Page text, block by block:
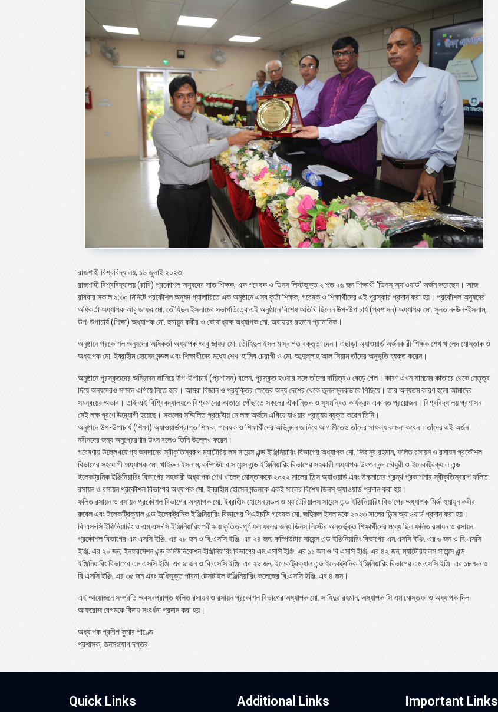
রাজশাহী বিশ্ববিদ্যালয়, ১৬ জুলাই ২০২৩:
রাজশাহী বিশ্ববিদ্যালয় (রাবি) প্রকৌশল অনুষদের সাত শিক্ষক, এক গবেষক ও ডিনস লিস্টভুক্ত ২ শত ২৬ জন শিক্ষার্থী ‘ডিনস্ অ্যাওয়ার্ড’ অর্জন করেছেন। আজ
রবিবার সকাল ৯:৩০ মিনিটে প্রকৌশল অনুষদ গ্যালারিতে এক অনুষ্ঠানে এসব কৃতী শিক্ষক, গবেষক ও শিক্ষার্থীদের এই পুরস্কার প্রদান করা হয়। প্রকৌশল অনুষদের
অধিকর্তা অধ্যাপক আবু জাফর মো. তৌহিদুল ইসলামের সভাপতিত্বে এই অনুষ্ঠানে বিশেষ অতিথি ছিলেন উপ-উপাচার্য (প্রশাসন) অধ্যাপক মো. সুলতান-উল-ইসলাম,
উপ-উপাচার্য (শিক্ষা) অধ্যাপক মো. হুমায়ুন কবীর ও কোষাধ্যক্ষ অধ্যাপক মো. অবায়দুর রহমান প্রামানিক।
অনুষ্ঠানে প্রকৌশল অনুষদের অধিকর্তা অধ্যাপক আবু জাফর মো. তৌহিদুল ইসলাম স্বাগত বক্তৃতা দেন। এছাড়া অ্যাওয়ার্ড অর্জনকারী শিক্ষক শেখ খালেদ মোস্তাক ও
অধ্যাপক মো. ইব্রাহীম হোসেন মন্ডল এবং শিক্ষার্থীদের মধ্যে শেখ হাসিব চেরাগী ও মো. আব্দুল্লাহ আল সিয়াম তাঁদের অনুভূতি ব্যক্ত করেন।
অনুষ্ঠানে পুরস্কৃতদের অভিনন্দন জানিয়ে উপ-উপাচার্য (প্রশাসন) বলেন, পুরস্কৃত হওয়ার সঙ্গে তাঁদের দায়িত্বও বেড়ে গেল। কারণ এখন সামনের কাতারে থেকে নেতৃত্ব
দিয়ে অন্যদেরও সামনে এগিয়ে নিতে হবে। আমরা বিজ্ঞান ও প্রযুক্তির ক্ষেত্রে অন্য দেশের থেকে তুলনামূলকভাবে পিছিয়ে। তার অন্যতম কারণ হলো আমাদের
সমন্বয়ের অভাব। তাই এই বিশ্বিবদ্যালয়কে বিশ্বমানের কাতারে পৌঁছাতে সকলের ঐকান্তিক ও সুসমন্বিত কার্যক্রম একান্ত প্রয়োজন। বিশ্ববিদ্যালয় প্রশাসন
সেই লক্ষ পূরণে উদ্যোগী হয়েছে। সকলের সম্মিলিত প্রচেষ্টায় সে লক্ষ অর্জনে এগিয়ে যাওয়ার প্রত্যয় ব্যক্ত করেন তিনি।
অনুষ্ঠানে উপ-উপাচার্য (শিক্ষা) অ্যাওয়ার্ডপ্রাপ্ত শিক্ষক, গবেষক ও শিক্ষার্থীদের অভিনন্দন জানিয়ে আগামীতেও তাঁদের সাফল্য কামনা করেন। তাঁদের এই অর্জন
নবীনদের জন্য অনুপ্রেরণার উৎস বলেও তিনি উল্লেখ করেন।
গবেষণায় উল্লেখযোগ্য অবদানের স্বীকৃতিস্বরূপ ম্যাটেরিয়ালস সায়েন্স এন্ড ইঞ্জিনিয়ারিং বিভাগের অধ্যাপক মো. মিজানুর রহমান, ফলিত রসায়ন ও রসায়ন প্রকৌশল
বিভাগের সহযোগী অধ্যাপক মো. খাইরুল ইসলাম, কম্পিউটার সায়েন্স এন্ড ইঞ্জিনিয়ারিং বিভাগের সহকারী অধ্যাপক উৎপলানন্দ চৌধুরী ও ইলেকট্রিক্যাল এন্ড
ইলেকট্রনিক ইঞ্জিনিয়ারিং বিভাগের সহকারী অধ্যাপক শেখ খালেদ মোস্তাককে ২০২২ সালের ডিন্স অ্যাওয়ার্ড এবং উচ্চমানের গ্রন্থ প্রকাশনার স্বীকৃতিস্বরূপ ফলিত
রসায়ন ও রসায়ন প্রকৌশল বিভাগের অধ্যাপক মো. ইব্রাহীম হোসেন মন্ডলকে একই সালের বিশেষ ডিনস্ অ্যাওয়ার্ড প্রদান করা হয়।
ফলিত রসায়ন ও রসায়ন প্রকৌশল বিভাগের অধ্যাপক মো. ইব্রাহীম হোসেন মন্ডল ও ম্যাটেরিয়ালস সায়েন্স এন্ড ইঞ্জিনিয়ারিং বিভাগের অধ্যাপক মির্জা হুমায়ূন কবীর
রুবেল এবং ইলেকট্রিক্যাল এন্ড ইলেকট্রনিক ইঞ্জিনিয়ারিং বিভাগের পিএইচডি গবেষক মো. জহিরুল ইসলামকে ২০২৩ সালের ডিন্স অ্যাওয়ার্ড প্রদান করা হয়।
বি.এস-সি ইঞ্জিনিয়ারিং ও এম.এস-সি ইঞ্জিনিয়ারিং পরীক্ষায় কৃতিত্বপূর্ণ ফলাফলের জন্য ডিনস্ লিস্টের অন্তর্ভূক্ত শিক্ষার্থীদের মধ্যে ছিল ফলিত রসায়ন ও রসায়ন
প্রকৌশল বিভাগের এম.এসসি ইঞ্জি. এর ২৮ জন ও বি.এসসি ইঞ্জি. এর ২৪ জন; কম্পিউটার সায়েন্স এন্ড ইঞ্জিনিয়ারিং বিভাগের এম.এসসি ইঞ্জি. এর ৬ জন ও বি.এসসি
ইঞ্জি. এর ২০ জন; ইনফরমেশন এন্ড কমিউনিকেশন ইঞ্জিনিয়ারিং বিভাগের এম.এসসি ইঞ্জি. এর ১১ জন ও বি.এসসি ইঞ্জি. এর ৪২ জন; ম্যাটেরিয়ালস সায়েন্স এন্ড
ইঞ্জিনিয়ারিং বিভাগের এম.এসসি ইঞ্জি. এর ৯ জন ও বি.এসসি ইঞ্জি. এর ২৯ জন; ইলেকট্রিক্যাল এন্ড ইলেকট্রনিক ইঞ্জিনিয়ারিং বিভাগের এম.এসসি ইঞ্জি. এর ১৮ জন ও
বি.এসসি ইঞ্জি. এর ৩৫ জন এবং অধিভুক্ত পাবনা টেক্সটাইল ইঞ্জিনিয়ারিং কলেজের বি.এসসি ইঞ্জি. এর ৪ জন।
এই আয়োজনে সম্প্রতি অবসরপ্রাপ্ত ফলিত রসায়ন ও রসায়ন প্রকৌশল বিভাগের অধ্যাপক মো. সাহিদুর রহমান, অধ্যাপক সি এম মোস্তফা ও অধ্যাপক দিল
আফরোজ বেগমকে বিদায় সংবর্ধনা প্রদান করা হয়।
অধ্যাপক প্রদীপ কুমার পাণ্ডে
প্রশাসক, জনসংযোগ দপ্তর
Quick Links Additional Links Important Links